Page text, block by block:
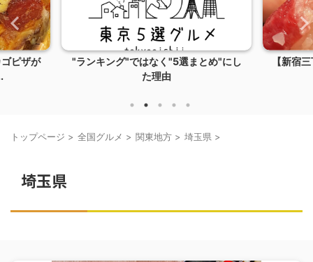
ピザが
"ランキング"ではなく"5選まとめ"にし
た理由
【新宿
トップページ > 全国グルメ > 関東地方 > 埼玉県 >
埼玉県